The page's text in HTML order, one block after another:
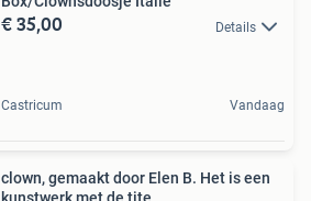
€ 35,00 Details
Castricum Vandaag
clown, gemaakt door Elen B. Het is een